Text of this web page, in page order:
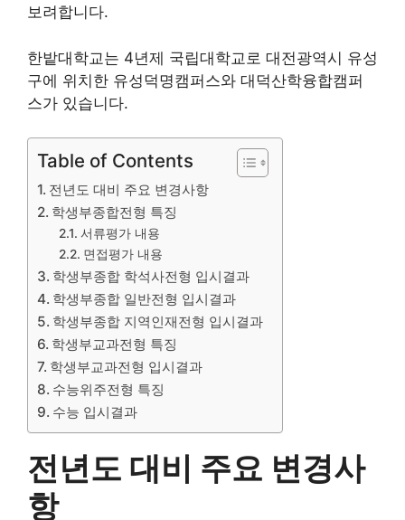
보려합니다.
한밭대학교는 4년제 국립대학교로 대전광역시 유성
구에 위치한 유성덕명캠퍼스와 대덕산학융합캠퍼
스가 있습니다.
Table of Contents
전년도 대비 주요 변경사항
학생부종합전형 특징
서류평가 내용
면접평가 내용
학생부종합 학석사전형 입시결과
학생부종합 일반전형 입시결과
학생부종합 지역인재전형 입시결과
학생부교과전형 특징
학생부교과전형 입시결과
수능위주전형 특징
수능 입시결과
전년도 대비 주요 변경사
항